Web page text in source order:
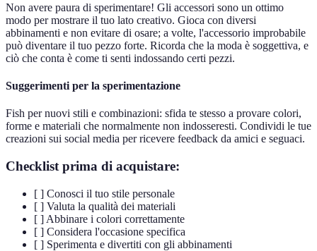
Non avere paura di sperimentare! Gli accessori sono un ottimo
modo per mostrare il tuo lato creativo. Gioca con diversi
abbinamenti e non evitare di osare; a volte, l'accessorio improbabile
può diventare il tuo pezzo forte. Ricorda che la moda è soggettiva, e
ciò che conta è come ti senti indossando certi pezzi.
Suggerimenti per la sperimentazione
Fish per nuovi stili e combinazioni: sfida te stesso a provare colori,
forme e materiali che normalmente non indosseresti. Condividi le tue
creazioni sui social media per ricevere feedback da amici e seguaci.
Checklist prima di acquistare:
[ ] Conosci il tuo stile personale
[ ] Valuta la qualità dei materiali
[ ] Abbinare i colori correttamente
[ ] Considera l'occasione specifica
[ ] Sperimenta e divertiti con gli abbinamenti